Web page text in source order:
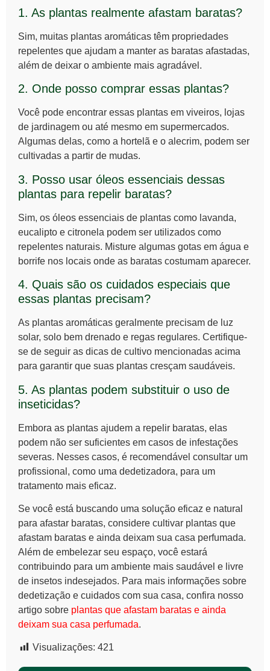
1. As plantas realmente afastam baratas?
Sim, muitas plantas aromáticas têm propriedades
repelentes que ajudam a manter as baratas afastadas,
além de deixar o ambiente mais agradável.
2. Onde posso comprar essas plantas?
Você pode encontrar essas plantas em viveiros, lojas
de jardinagem ou até mesmo em supermercados.
Algumas delas, como a hortelã e o alecrim, podem ser
cultivadas a partir de mudas.
3. Posso usar óleos essenciais dessas
plantas para repelir baratas?
Sim, os óleos essenciais de plantas como lavanda,
eucalipto e citronela podem ser utilizados como
repelentes naturais. Misture algumas gotas em água e
borrife nos locais onde as baratas costumam aparecer.
4. Quais são os cuidados especiais que
essas plantas precisam?
As plantas aromáticas geralmente precisam de luz
solar, solo bem drenado e regas regulares. Certifique-
se de seguir as dicas de cultivo mencionadas acima
para garantir que suas plantas cresçam saudáveis.
5. As plantas podem substituir o uso de
inseticidas?
Embora as plantas ajudem a repelir baratas, elas
podem não ser suficientes em casos de infestações
severas. Nesses casos, é recomendável consultar um
profissional, como uma dedetizadora, para um
tratamento mais eficaz.
Se você está buscando uma solução eficaz e natural
para afastar baratas, considere cultivar plantas que
afastam baratas e ainda deixam sua casa perfumada.
Além de embelezar seu espaço, você estará
contribuindo para um ambiente mais saudável e livre
de insetos indesejados. Para mais informações sobre
dedetização e cuidados com sua casa, confira nosso
artigo sobre plantas que afastam baratas e ainda
deixam sua casa perfumada.
Visualizações: 421